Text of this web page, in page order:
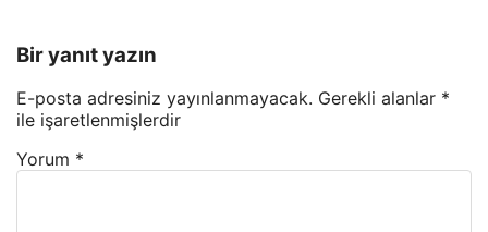
Bir yanıt yazın
E-posta adresiniz yayınlanmayacak. Gerekli alanlar *
ile işaretlenmişlerdir
Yorum *